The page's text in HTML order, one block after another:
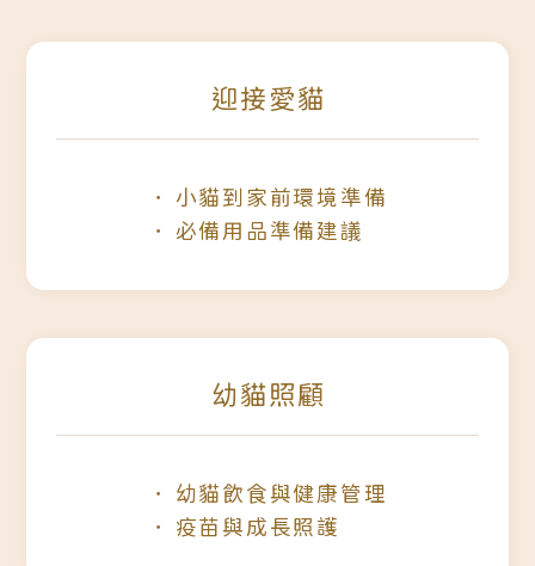
迎接愛貓
小貓到家前環境準備
必備用品準備建議
幼貓照顧
幼貓飲食與健康管理
疫苗與成長照護